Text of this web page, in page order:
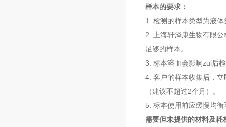
样本的要求：
1. 检测的样本类型为液
2. 上海轩泽康生物有限
足够的样本。
3. 标本溶血会影响zui后
4. 客户的样本收集后，
（建议不超过2个月）。
5. 标本使用前应缓慢均
需要但未提供的材料及耗